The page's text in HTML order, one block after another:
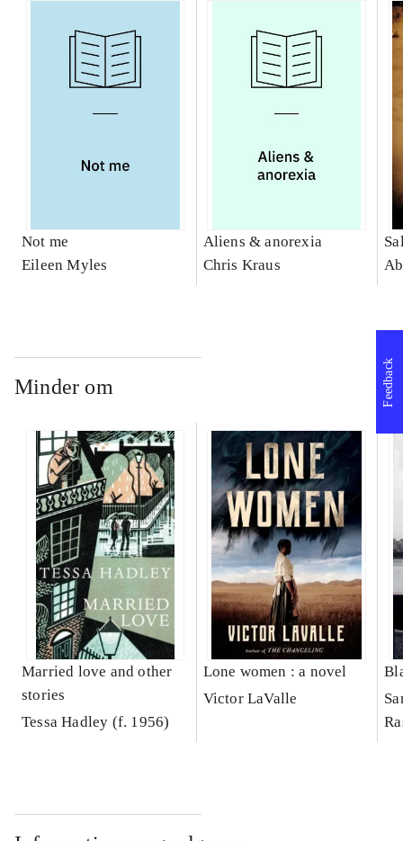
Not me
Eileen Myles
Aliens & anorexia
Chris Kraus
Minder om
Married love and other
stories
Tessa Hadley (f. 1956)
Lone women : a novel
Victor LaValle
Feedback